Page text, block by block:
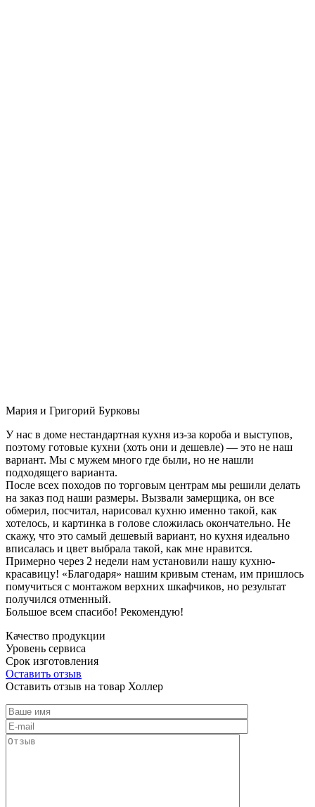
Мария и Григорий Бурковы
У нас в доме нестандартная кухня из-за короба и выступов,
поэтому готовые кухни (хоть они и дешевле) — это не наш
вариант. Мы с мужем много где были, но не нашли
подходящего варианта.
После всех походов по торговым центрам мы решили делать
на заказ под наши размеры. Вызвали замерщика, он все
обмерил, посчитал, нарисовал кухню именно такой, как
хотелось, и картинка в голове сложилась окончательно. Не
скажу, что это самый дешевый вариант, но кухня идеально
вписалась и цвет выбрала такой, как мне нравится.
Примерно через 2 недели нам установили нашу кухню-
красавицу! «Благодаря» нашим кривым стенам, им пришлось
помучиться с монтажом верхних шкафчиков, но результат
получился отменный.
Большое всем спасибо! Рекомендую!
Качество продукции
Уровень сервиса
Срок изготовления
Оставить отзыв
Оставить отзыв на товар Холлер